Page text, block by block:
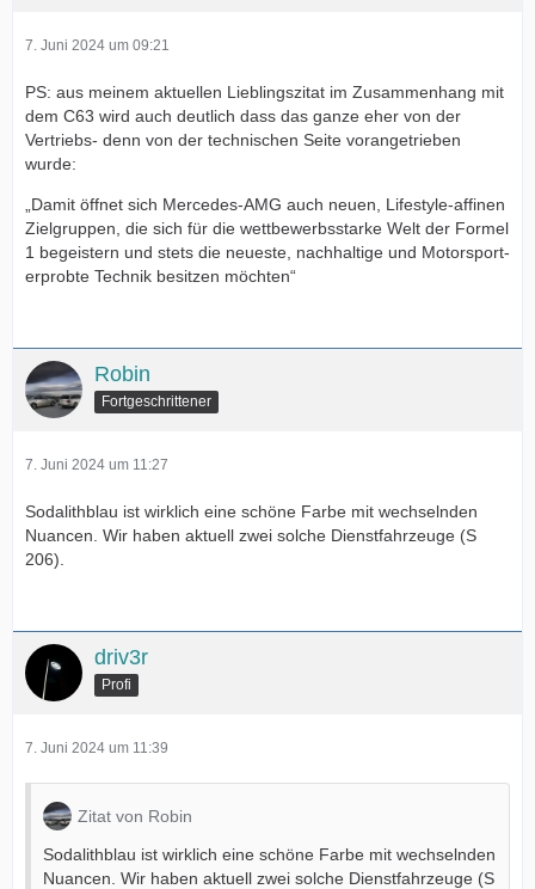
7. Juni 2024 um 09:21
PS: aus meinem aktuellen Lieblingszitat im Zusammenhang mit
dem C63 wird auch deutlich dass das ganze eher von der
Vertriebs- denn von der technischen Seite vorangetrieben
wurde:
„Damit öffnet sich Mercedes-AMG auch neuen, Lifestyle-affinen
Zielgruppen, die sich für die wettbewerbsstarke Welt der Formel
1 begeistern und stets die neueste, nachhaltige und Motorsport-
erprobte Technik besitzen möchten“
Robin
Fortgeschrittener
7. Juni 2024 um 11:27
Sodalithblau ist wirklich eine schöne Farbe mit wechselnden
Nuancen. Wir haben aktuell zwei solche Dienstfahrzeuge (S
206).
driv3r
Profi
7. Juni 2024 um 11:39
Zitat von Robin
Sodalithblau ist wirklich eine schöne Farbe mit wechselnden
Nuancen. Wir haben aktuell zwei solche Dienstfahrzeuge (S